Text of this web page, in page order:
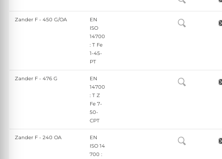
Zander F - 450 G/OA
EN
ISO
14700
: T Fe
1-45-
PT
Zander F - 476 G
EN
14700
: T Z
Fe 7-
50-
CPT
Zander F - 240 OA
EN
ISO 14
700 :